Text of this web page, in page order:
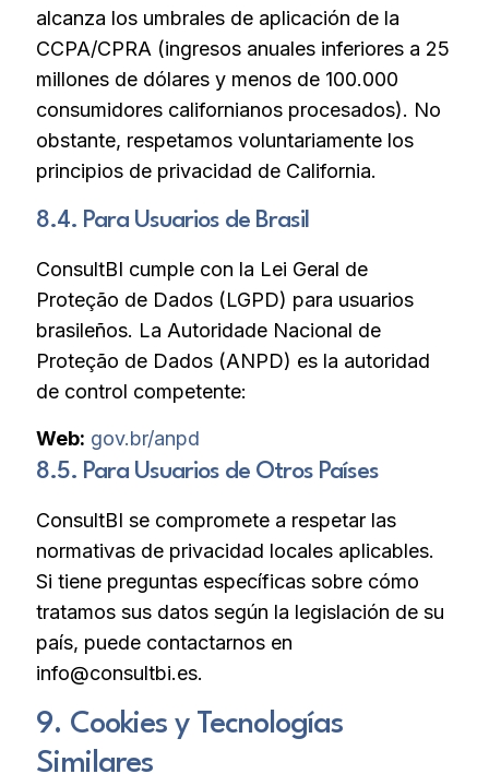
alcanza los umbrales de aplicación de la
CCPA/CPRA (ingresos anuales inferiores a 25
millones de dólares y menos de 100.000
consumidores californianos procesados). No
obstante, respetamos voluntariamente los
principios de privacidad de California.
8.4. Para Usuarios de Brasil
ConsultBI cumple con la Lei Geral de
Proteção de Dados (LGPD) para usuarios
brasileños. La Autoridade Nacional de
Proteção de Dados (ANPD) es la autoridad
de control competente:
Web: gov.br/anpd
8.5. Para Usuarios de Otros Países
ConsultBI se compromete a respetar las
normativas de privacidad locales aplicables.
Si tiene preguntas específicas sobre cómo
tratamos sus datos según la legislación de su
país, puede contactarnos en
info@consultbi.es.
9. Cookies y Tecnologías
Similares